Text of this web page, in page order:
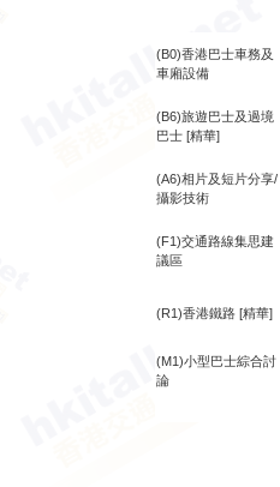
(B0)香港巴士車務及
車廂設備
(B6)旅遊巴士及過境
巴士 [精華]
(A6)相片及短片分享/
攝影技術
(F1)交通路線集思建
議區
(R1)香港鐵路 [精華]
(M1)小型巴士綜合討
論